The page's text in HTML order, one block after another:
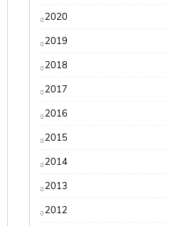
2020
2019
2018
2017
2016
2015
2014
2013
2012